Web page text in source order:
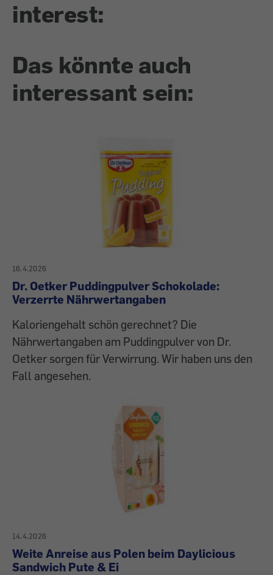
interest:
Das könnte auch
interessant sein:
16.4.2026
Dr. Oetker Puddingpulver Schokolade:
Verzerrte Nährwertangaben
Kaloriengehalt schön gerechnet? Die
Nährwertangaben am Puddingpulver von Dr.
Oetker sorgen für Verwirrung. Wir haben uns den
Fall angesehen.
14.4.2026
Weite Anreise aus Polen beim Daylicious
Sandwich Pute & Ei